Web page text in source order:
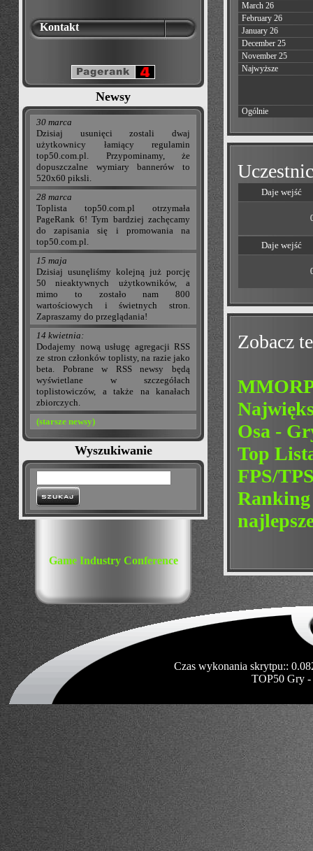
Kontakt
Newsy
30 marca
Dzisiaj usunięci zostali dwaj
użytkownicy łamiący regulamin
top50.com.pl. Przypominamy, że
dopuszczalne wymiary bannerów to
520x60 piksli.
28 marca
Toplista top50.com.pl otrzymała
PageRank 6! Tym bardziej zachęcamy
do zapisania się i promowania na
top50.com.pl.
15 maja
Dzisiaj usunęliśmy kolejną już porcję
50 nieaktywnych użytkowników, a
mimo to zostało nam 800
wartościowych i świetnych stron.
Zapraszamy do przeglądania!
14 kwietnia:
Dodajemy nową usługę agregacji RSS
ze stron członków toplisty, na razie jako
beta. Pobrane w RSS newsy będą
wyświetlane w szczegółach
toplistowiczów, a także na kanałach
zbiorczych.
(starsze newsy)
Wyszukiwanie
Game Industry Conference
March 26
February 26
January 26
December 25
November 25
Najwyższe
Ogólnie
Daje wejść
Daje wejść
Zobacz
Osa -
Top
FPS/
Czas wykonania skrytpu::
TOP50 Gry